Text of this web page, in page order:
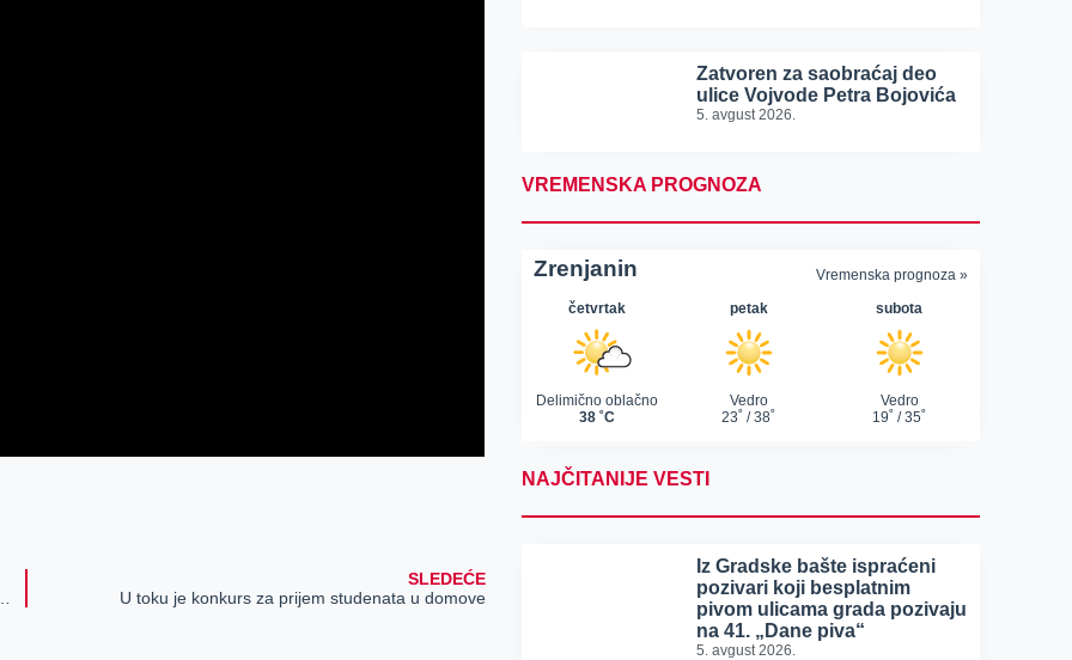
SLEDEĆE
U toku je konkurs za prijem studenata u domove
Zatvoren za saobraćaj deo
ulice Vojvode Petra Bojovića
5. avgust 2026.
VREMENSKA PROGNOZA
NAJČITANIJE VESTI
Iz Gradske bašte ispraćeni
pozivari koji besplatnim
pivom ulicama grada pozivaju
na 41. „Dane piva“
5. avgust 2026.